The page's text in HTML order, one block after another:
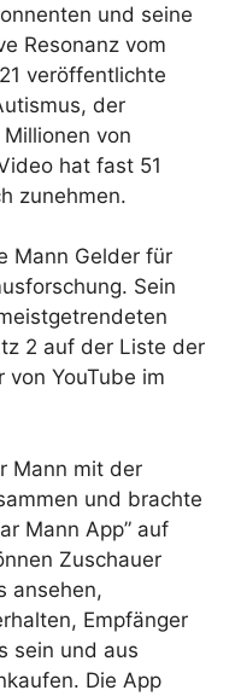
und seine
Resonanz vom
veröffentlichte
der
von
hat fast 51
zunehmen.
Mann Gelder für
Sein
2 auf der Liste der
YouTube im
Mann mit der
und brachte
Mann App” auf
Zuschauer
ansehen,
Empfänger
sein und aus
Die App